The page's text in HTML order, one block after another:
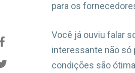
para os
Você já ouviu falar
interessante não só
condições são